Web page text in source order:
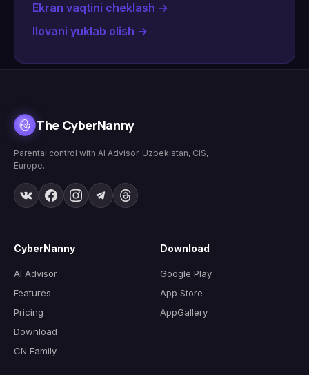
Ekran vaqtini cheklash →
Ilovani yuklab olish →
The CyberNanny
Parental control with AI Advisor. Uzbekistan, CIS,
Europe.
CyberNanny
AI Advisor
Features
Pricing
Download
CN Family
Download
Google Play
App Store
AppGallery